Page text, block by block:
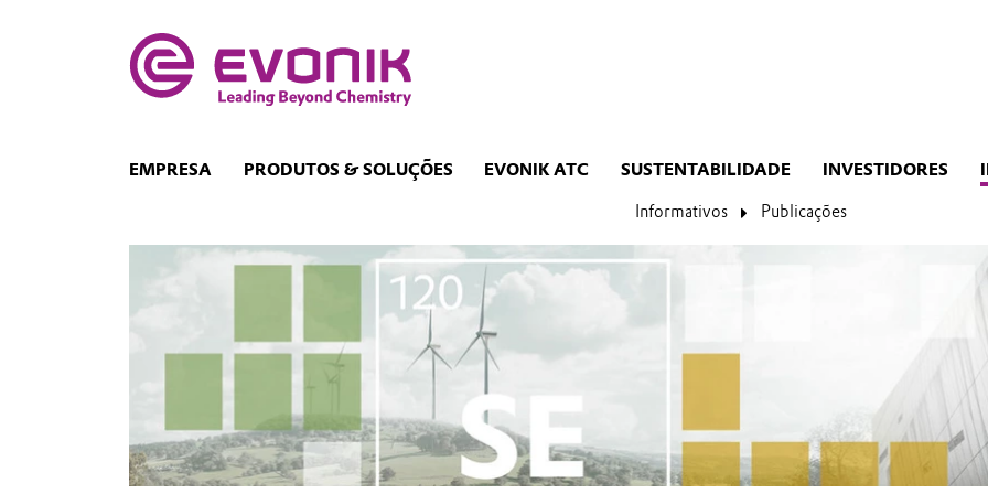
EMPRESA PRODUTOS & SOLUÇÕES EVONIK ATC SUSTENTABILIDADE INVESTIDORES
Informativos Publicações